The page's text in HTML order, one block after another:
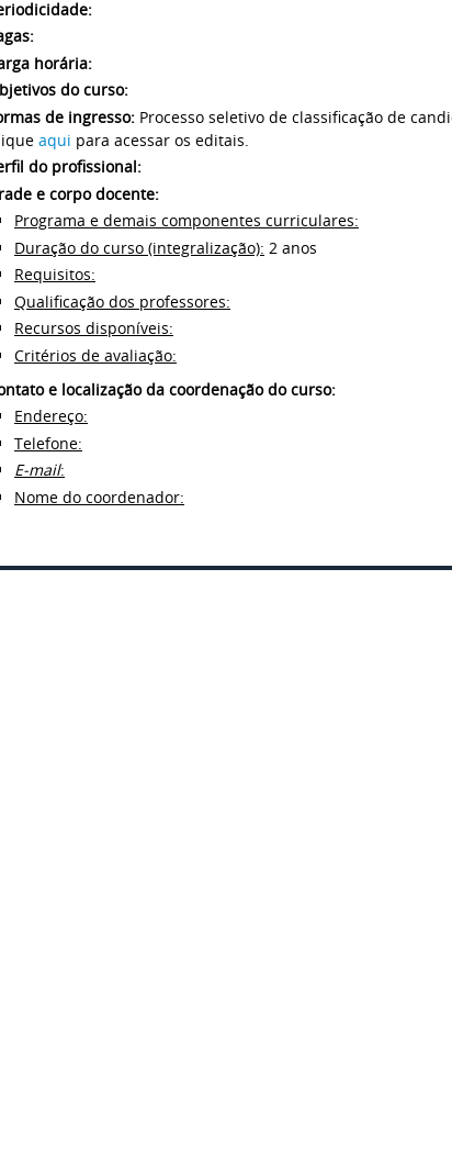
horária:
do curso:
de ingresso: Processo seletivo de classificação de
aqui para acessar os editais.
do profissional:
e corpo docente:
Programa e demais componentes curriculares:
Duração do curso (integralização): 2 anos
Requisitos:
Qualificação dos professores:
Recursos disponíveis:
Critérios de avaliação:
e localização da coordenação do curso:
Endereço:
Telefone:
E-mail:
Nome do coordenador: